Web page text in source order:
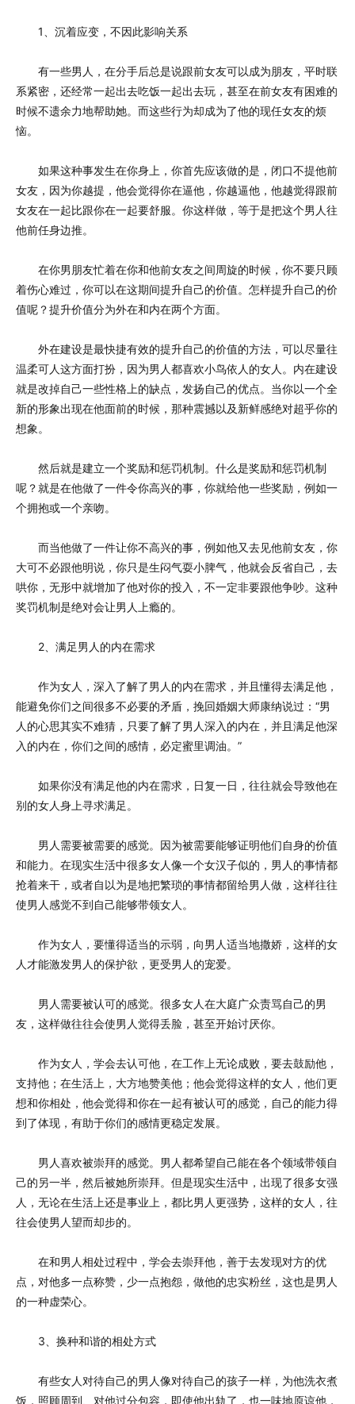
1、沉着应变，不因此影响关系
有一些男人，在分手后总是说跟前女友可以成为朋友，平时联
系紧密，还经常一起出去吃饭一起出去玩，甚至在前女友有困难的
时候不遗余力地帮助她。而这些行为却成为了他的现任女友的烦
恼。
如果这种事发生在你身上，你首先应该做的是，闭口不提他前
女友，因为你越提，他会觉得你在逼他，你越逼他，他越觉得跟前
女友在一起比跟你在一起要舒服。你这样做，等于是把这个男人往
他前任身边推。
在你男朋友忙着在你和他前女友之间周旋的时候，你不要只顾
着伤心难过，你可以在这期间提升自己的价值。怎样提升自己的价
值呢？提升价值分为外在和内在两个方面。
外在建设是最快捷有效的提升自己的价值的方法，可以尽量往
温柔可人这方面打扮，因为男人都喜欢小鸟依人的女人。内在建设
就是改掉自己一些性格上的缺点，发扬自己的优点。当你以一个全
新的形象出现在他面前的时候，那种震撼以及新鲜感绝对超乎你的
想象。
然后就是建立一个奖励和惩罚机制。什么是奖励和惩罚机制
呢？就是在他做了一件令你高兴的事，你就给他一些奖励，例如一
个拥抱或一个亲吻。
而当他做了一件让你不高兴的事，例如他又去见他前女友，你
大可不必跟他明说，你只是生闷气耍小脾气，他就会反省自己，去
哄你，无形中就增加了他对你的投入，不一定非要跟他争吵。这种
奖罚机制是绝对会让男人上瘾的。
2、满足男人的内在需求
作为女人，深入了解了男人的内在需求，并且懂得去满足他，
能避免你们之间很多不必要的矛盾，挽回婚姻大师康纳说过：“男
人的心思其实不难猜，只要了解了男人深入的内在，并且满足他深
入的内在，你们之间的感情，必定蜜里调油。”
如果你没有满足他的内在需求，日复一日，往往就会导致他在
别的女人身上寻求满足。
男人需要被需要的感觉。因为被需要能够证明他们自身的价值
和能力。在现实生活中很多女人像一个女汉子似的，男人的事情都
抢着来干，或者自以为是地把繁琐的事情都留给男人做，这样往往
使男人感觉不到自己能够带领女人。
作为女人，要懂得适当的示弱，向男人适当地撒娇，这样的女
人才能激发男人的保护欲，更受男人的宠爱。
男人需要被认可的感觉。很多女人在大庭广众责骂自己的男
友，这样做往往会使男人觉得丢脸，甚至开始讨厌你。
作为女人，学会去认可他，在工作上无论成败，要去鼓励他，
支持他；在生活上，大方地赞美他；他会觉得这样的女人，他们更
想和你相处，他会觉得和你在一起有被认可的感觉，自己的能力得
到了体现，有助于你们的感情更稳定发展。
男人喜欢被崇拜的感觉。男人都希望自己能在各个领域带领自
己的另一半，然后被她所崇拜。但是现实生活中，出现了很多女强
人，无论在生活上还是事业上，都比男人更强势，这样的女人，往
往会使男人望而却步的。
在和男人相处过程中，学会去崇拜他，善于去发现对方的优
点，对他多一点称赞，少一点抱怨，做他的忠实粉丝，这也是男人
的一种虚荣心。
3、换种和谐的相处方式
有些女人对待自己的男人像对待自己的孩子一样，为他洗衣煮
饭，照顾周到、对他过分包容，即使他出轨了，也一味地原谅他，